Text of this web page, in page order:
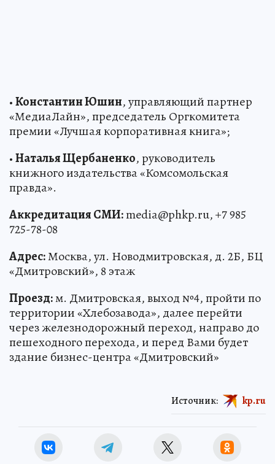
•Константин Юшин, управляющий партнер
«МедиаЛайн», председатель Оргкомитета
премии «Лучшая корпоративная книга»;
•Наталья Щербаненко, руководитель
книжного издательства «Комсомольская
правда».
Аккредитация СМИ:media@phkp.ru, +7 985
725-78-08
Адрес:Москва, ул. Новодмитровская, д. 2Б, БЦ
«Дмитровский», 8 этаж
Проезд:м. Дмитровская, выход №4, пройти по
территории «Хлебозавода», далее перейти
через железнодорожный переход, направо до
пешеходного перехода, и перед Вами будет
здание бизнес-центра «Дмитровский»
Источник: kp.ru